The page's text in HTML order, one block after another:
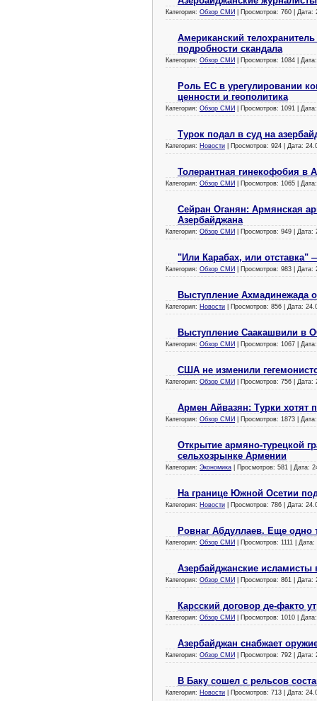
Категория: Обзор СМИ | Просмотров: 760 | Дата:
Американский
подробности скандала
Категория: Обзор СМИ | Просмотров: 1084 |
Роль ЕС в урегулировании
ценности и геополитика
Категория: Обзор СМИ | Просмотров: 1091 |
Турок подал в суд на
Категория: Новости | Просмотров: 924 | Дата:
Толерантная гинекофобия в
Категория: Обзор СМИ | Просмотров: 1065 |
Сейран Оганян: Армянская
Азербайджана
Категория: Обзор СМИ | Просмотров: 949 | Дата:
"Или Карабах, или отставка"
Категория: Обзор СМИ | Просмотров: 983 | Дата:
Выступление Ахмадинежада
Категория: Новости | Просмотров: 856 | Дата:
Выступление Саакашвили в
Категория: Обзор СМИ | Просмотров: 1067 |
США не изменили
Категория: Обзор СМИ | Просмотров: 756 | Дата:
Армен Айвазян: Турки хотят
Категория: Обзор СМИ | Просмотров: 1873 |
Открытие армяно-турецкой
сельхозрынке Армении
Категория: Экономика | Просмотров: 581 | Дата:
На границе Южной Осетии
Категория: Новости | Просмотров: 786 | Дата:
Ровнаг Абдуллаев. Еще одно
Категория: Обзор СМИ | Просмотров: 1111 | Дата:
Азербайджанские
Категория: Обзор СМИ | Просмотров: 861 | Дата:
Карсский договор де-факто
Категория: Обзор СМИ | Просмотров: 1010 |
Азербайджан снабжает
Категория: Обзор СМИ | Просмотров: 792 | Дата:
В Баку сошел с рельсов
Категория: Новости | Просмотров: 713 | Дата: